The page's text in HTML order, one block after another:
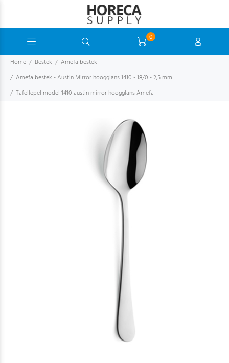
0
Home Bestek
Amefa bestek
Amefa bestek - Austin Mirror hoogglans 1410 - 18/0 - 2,5 mm
Tafellepel model 1410 austin mirror hoogglans Amefa